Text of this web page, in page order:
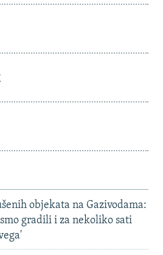
objekata na Gazivodama:
gradili i za nekoliko sati